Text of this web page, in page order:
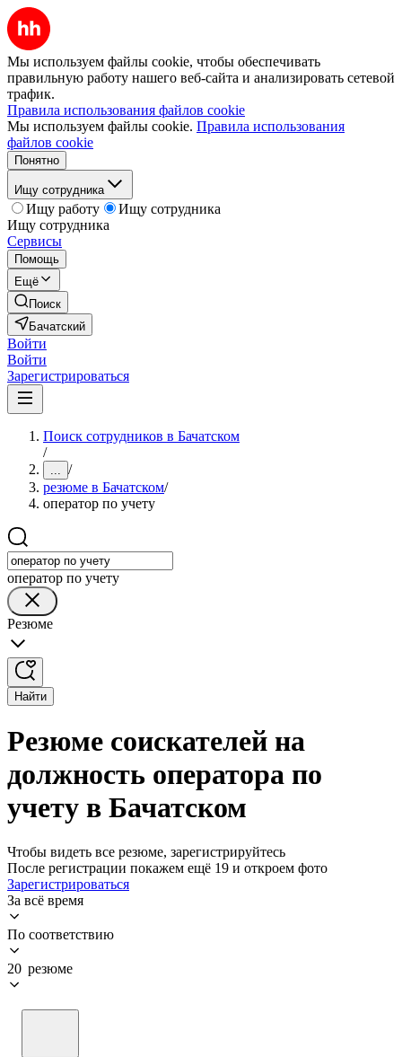
Мы используем файлы cookie, чтобы обеспечивать
правильную работу нашего веб-сайта и анализировать сетевой
трафик.
Правила использования файлов cookie
Мы используем файлы cookie. Правила использования
файлов cookie
Понятно
Ищу сотрудника
Ищу работу
Ищу сотрудника
Ищу сотрудника
Сервисы
Помощь
Ещё
Поиск
Бачатский
Войти
Войти
Зарегистрироваться
Поиск сотрудников в Бачатском
/
... /
резюме в Бачатском/
оператор по учету
оператор по учету
Резюме
Найти
Резюме соискателей на
должность оператора по
учету в Бачатском
Чтобы видеть все резюме, зарегистрируйтесь
После регистрации покажем ещё 19 и откроем фото
Зарегистрироваться
За всё время
По соответствию
20 резюме